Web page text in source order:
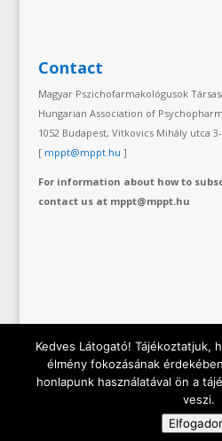
Contact
Magyar Pszichofarmakológusok
Hungarian Association of
1052 Budapest, Vitkovics Mihály utca 3-
[ mppt@mppt.hu ]
For information about how to
contact us at mppt@mppt.hu
Copyright © 2019
Psychopharmacologist | All rights
Kedves Látogató! Tájékoztatjuk,
élmény fokozásának
honlapunk használatával ön a
veszi.